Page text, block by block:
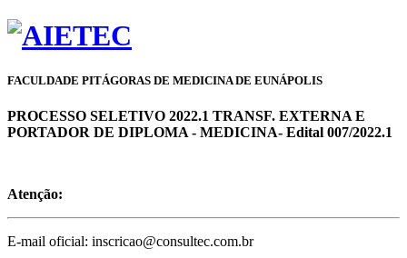
FACULDADE PITÁGORAS DE MEDICINA DE EUNÁPOLIS
PROCESSO SELETIVO 2022.1 TRANSF. EXTERNA E
PORTADOR DE DIPLOMA - MEDICINA- Edital 007/2022.1
Atenção:
E-mail oficial: inscricao@consultec.com.br